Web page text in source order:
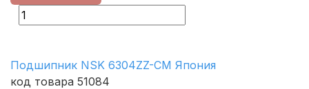
Подшипник NSK 6304ZZ-CM Япония
код товара 51084